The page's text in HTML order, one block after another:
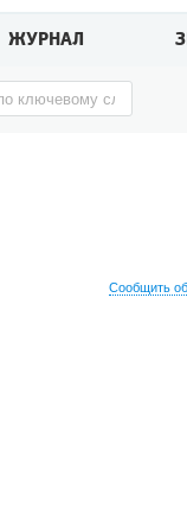
ЖУРНАЛ
Сообщить